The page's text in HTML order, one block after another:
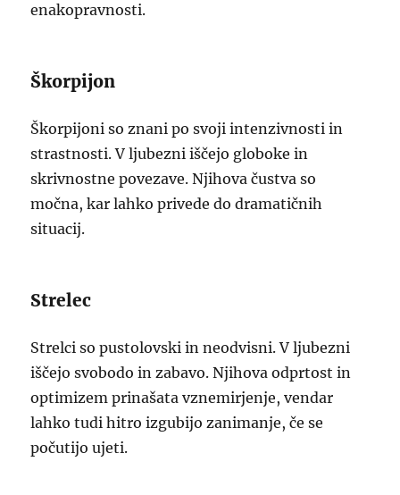
enakopravnosti.
Škorpijon
Škorpijoni so znani po svoji intenzivnosti in
strastnosti. V ljubezni iščejo globoke in
skrivnostne povezave. Njihova čustva so
močna, kar lahko privede do dramatičnih
situacij.
Strelec
Strelci so pustolovski in neodvisni. V ljubezni
iščejo svobodo in zabavo. Njihova odprtost in
optimizem prinašata vznemirjenje, vendar
lahko tudi hitro izgubijo zanimanje, če se
počutijo ujeti.